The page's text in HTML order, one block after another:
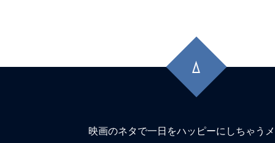
頭
に
映画のネタで一日をハッピーにしちゃう